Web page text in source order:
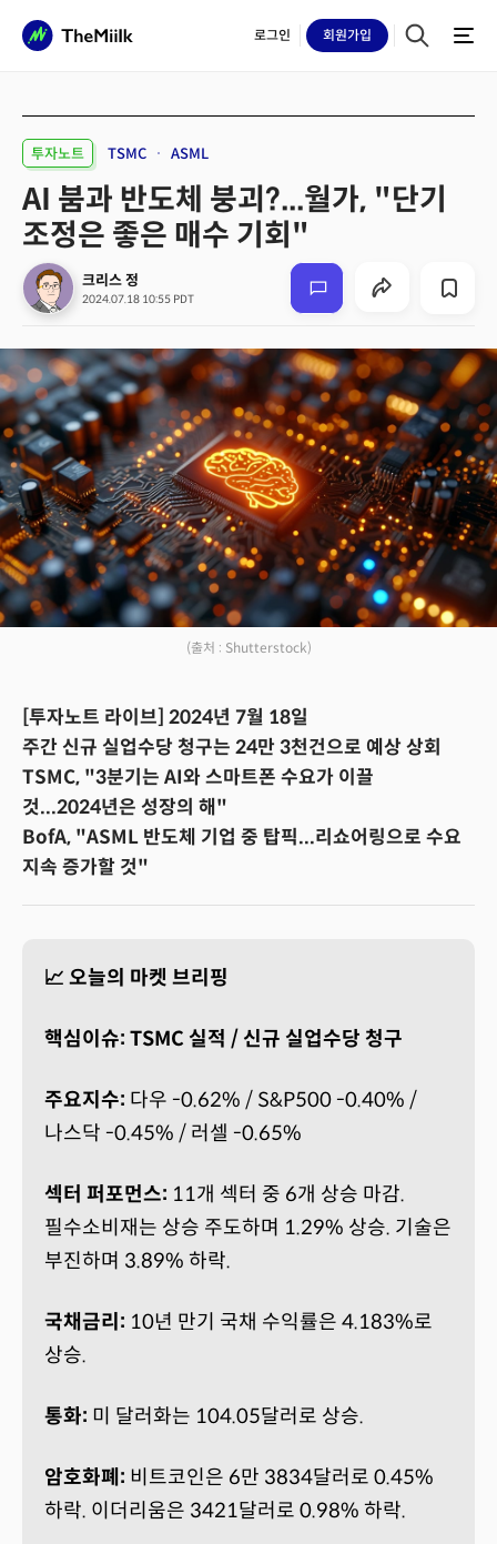
로그인 회원가입
투자노트 TSMC ASML
AI 붐과 반도체 붕괴?...월가, "단기
조정은 좋은 매수 기회"
크리스 정
2024.07.18 10:55 PDT
(출처 : Shutterstock)
[투자노트 라이브] 2024년 7월 18일
주간 신규 실업수당 청구는 24만 3천건으로 예상 상회
TSMC, "3분기는 AI와 스마트폰 수요가 이끌
것...2024년은 성장의 해"
BofA, "ASML 반도체 기업 중 탑픽...리쇼어링으로 수요
지속 증가할 것"
📈 오늘의 마켓 브리핑
핵심이슈: TSMC 실적 / 신규 실업수당 청구
주요지수: 다우 -0.62% / S&P500 -0.40% /
나스닥 -0.45% / 러셀 -0.65%
섹터 퍼포먼스: 11개 섹터 중 6개 상승 마감.
필수소비재는 상승 주도하며 1.29% 상승. 기술은
부진하며 3.89% 하락.
국채금리: 10년 만기 국채 수익률은 4.183%로
상승.
통화: 미 달러화는 104.05달러로 상승.
암호화폐: 비트코인은 6만 3834달러로 0.45%
하락. 이더리움은 3421달러로 0.98% 하락.